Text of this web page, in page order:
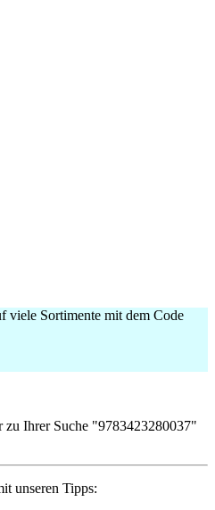
viele Sortimente mit dem Code
zu Ihrer Suche "9783423280037"
unseren Tipps: